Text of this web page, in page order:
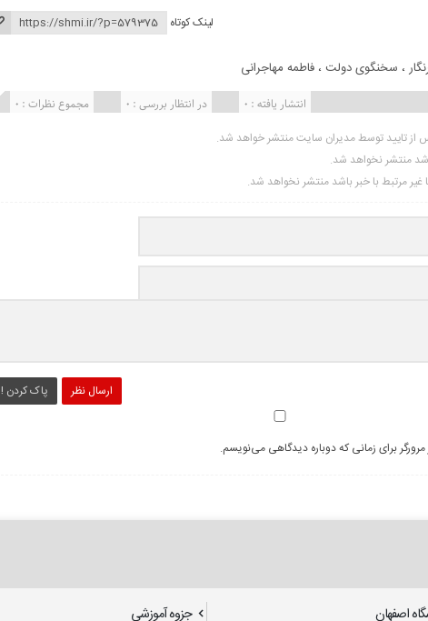
لینک کوتاه
، سخنگوی دولت ،فاطمه مهاجرانی
مجموع نظرات : 0 در انتظار بررسی : 0 انتشار یافته : 0
از تایید توسط مدیران سایت منتشر خواهد شد.
منتشر نخواهد شد.
غیر مرتبط با خبر باشد منتشر نخواهد شد.
ارسال نظر پاک کردن !
برای زمانی که دوباره دیدگاهی می‌نویسم.
اصفهان جزوه آموزشی